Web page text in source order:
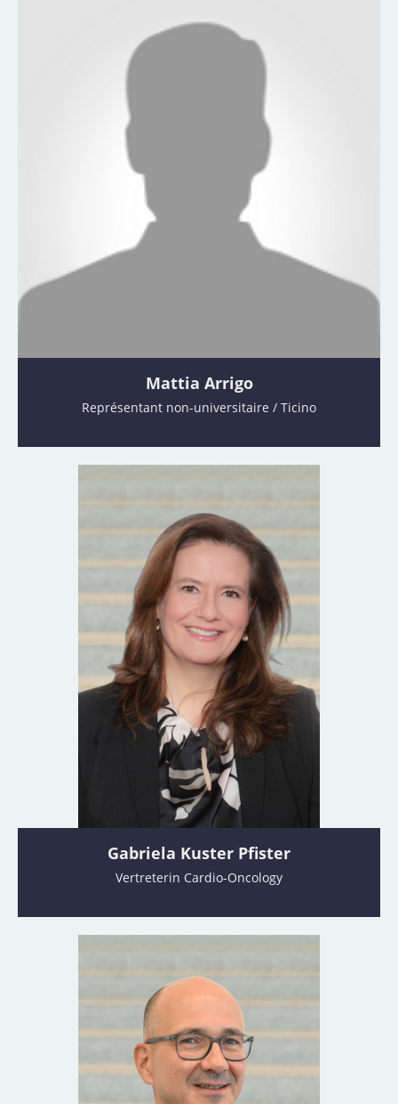
Mattia Arrigo
Représentant non-universitaire / Ticino
Gabriela Kuster Pfister
Vertreterin Cardio-Oncology